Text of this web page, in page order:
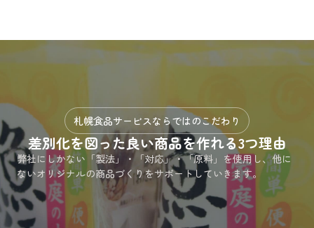
札幌食品サービスならではのこだわり
差別化を図った良い商品を作れる3つ理由
弊社にしかない「製法」・「対応」・「原料」を使用し、他に
ないオリジナルの商品づくりをサポートしていきます。